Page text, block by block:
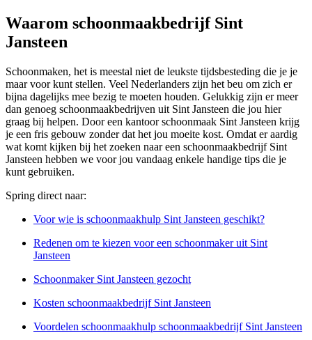
Waarom schoonmaakbedrijf Sint
Jansteen
Schoonmaken, het is meestal niet de leukste tijdsbesteding die je je
maar voor kunt stellen. Veel Nederlanders zijn het beu om zich er
bijna dagelijks mee bezig te moeten houden. Gelukkig zijn er meer
dan genoeg schoonmaakbedrijven uit Sint Jansteen die jou hier
graag bij helpen. Door een kantoor schoonmaak Sint Jansteen krijg
je een fris gebouw zonder dat het jou moeite kost. Omdat er aardig
wat komt kijken bij het zoeken naar een schoonmaakbedrijf Sint
Jansteen hebben we voor jou vandaag enkele handige tips die je
kunt gebruiken.
Spring direct naar:
Voor wie is schoonmaakhulp Sint Jansteen geschikt?
Redenen om te kiezen voor een schoonmaker uit Sint
Jansteen
Schoonmaker Sint Jansteen gezocht
Kosten schoonmaakbedrijf Sint Jansteen
Voordelen schoonmaakhulp schoonmaakbedrijf Sint Jansteen